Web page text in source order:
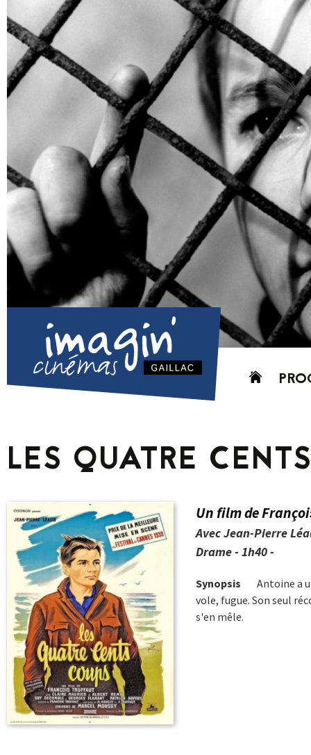
Aller
LES QUATRE
Un film de
Avec Jean-Pierre
Drame - 1h40 -
Synopsis
Antoine a
vole, fugue. Son seul
s'en mêle.